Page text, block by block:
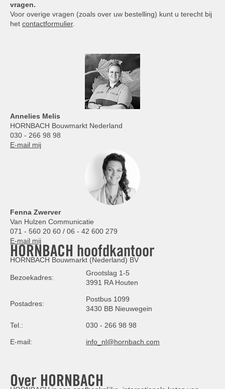
vragen.
Voor overige vragen (zoals over uw bestelling) kunt u terecht bij
het contactformulier.
Annelies Melis
HORNBACH Bouwmarkt Nederland
030 - 266 98 98
E-mail mij
Fenna Zwerver
Van Hulzen Communicatie
071 - 560 20 60 / 06 - 42 600 279
E-mail mij
HORNBACH hoofdkantoor
HORNBACH Bouwmarkt (Nederland) BV
Bezoekadres:
Grootslag 1-5
3991 RA Houten
Postadres:
Postbus 1099
3430 BB Nieuwegein
Tel.: 030 - 266 98 98
E-mail: info_nl@hornbach.com
Over HORNBACH